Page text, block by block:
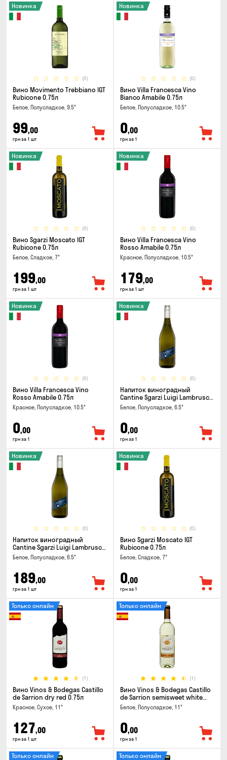
(0)
Новинка
Вино Movimento Trebbiano IGT
Rubicone 0.75л
Белое, Полусладкое, 9.5°
99,00
грн за 1 шт
(0)
Новинка
Вино Villa Francesca Vino
Bianco Amabile 0.75л
Белое, Полусладкое, 10.5°
0,00
грн за 1
(0)
Новинка
Вино Sgarzi Moscato IGT
Rubicone 0.75л
Белое, Сладкое, 7°
199,00
грн за 1 шт
(0)
Новинка
Вино Villa Francesca Vino
Rosso Amabile 0.75л
Красное, Полусладкое, 10.5°
179,00
грн за 1 шт
(0)
Новинка
Вино Villa Francesca Vino
Rosso Amabile 0.75л
Красное, Полусладкое, 10.5°
0,00
грн за 1
(0)
Новинка
Напиток виноградный
Cantine Sgarzi Luigi Lambrusco
IGT Emilia Bianca Frizziante
0.75л
Белое, Полусладкое, 6.5°
0,00
грн за 1
(0)
Новинка
Напиток виноградный
Cantine Sgarzi Luigi Lambrusco
IGT Emilia Bianca Frizziante
0.75л
Белое, Полусладкое, 6.5°
189,00
грн за 1 шт
(0)
Новинка
Вино Sgarzi Moscato IGT
Rubicone 0.75л
Белое, Сладкое, 7°
0,00
грн за 1
(1)
Только онлайн
Вино Vinos & Bodegas Castillo
de Sarrion dry red 0.75л
Красное, Сухое, 11°
127,00
грн за 1 шт
(1)
Только онлайн
Вино Vinos & Bodegas Castillo
de Sarrion semisweet white
0.75л
Белое, Полусладкое, 11°
0,00
грн за 1
Только онлайн Только онлайн